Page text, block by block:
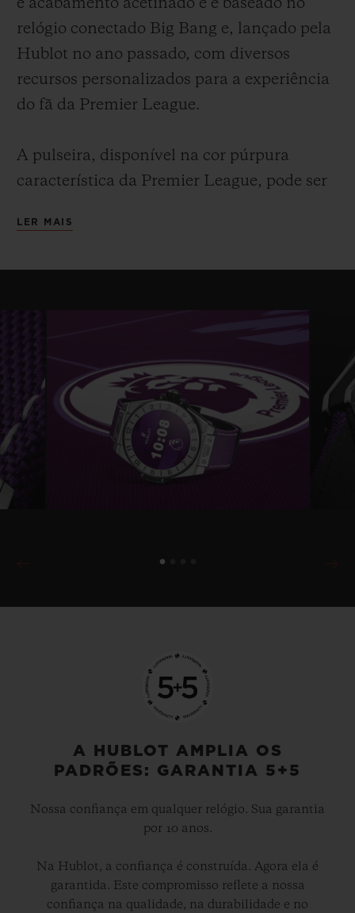
e acabamento acetinado e é baseado no
relógio conectado Big Bang e, lançado pela
Hublot no ano passado, com diversos
recursos personalizados para a experiência
do fã da Premier League.
A pulseira, disponível na cor púrpura
característica da Premier League, pode ser
graças ao engenhoso sistema Hublot One
preto microjateado. Por exemplo, é possível
escolhendo as configurações do mostrador
e a cor da pulseira de borracha.
O relógio funciona com o Wear OS by
e vem com o exclusivo app
Hublot Loves Football Premier League que,
Connected e no hublot.com ou na Google
animadas para alertá-los sobre o início das
partidas da Premier League (15 minutos
antes do jogo começar), gols, penalidades,
vermelhos, bem como tempo adicional. O
hora no formato digital ou analógico e,
(modo partida) é automaticamente
acionado.
LER MAIS
A HUBLOT AMPLIA OS
PADRÕES: GARANTIA 5+5
Nossa confiança em qualquer relógio. Sua garantia
por 10 anos.
Na Hublot, a confiança é construída. Agora ela é
garantida. Este compromisso reflete a nossa
confiança na qualidade, na durabilidade e no